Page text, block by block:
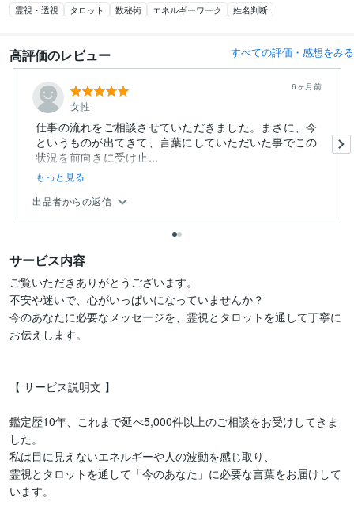
霊視・透視 タロット 数秘術 エネルギーワーク 姓名判断
高評価のレビュー すべての評価・感想をみる
女性
6ヶ月前
仕事の流れをご相談させていただきました。まさに、今
というものが出てきて、言葉にしていただいた事でこの
状況を前向きに受け止...
もっと見る
出品者からの返信
サービス内容
ご覧いただきありがとうございます。
不安や迷いで、心がいっぱいになっていませんか？
今のあなたに必要なメッセージを、霊視とタロットを通して丁寧に
お伝えします。
【 サービス説明文 】
鑑定歴10年、これまで延べ5,000件以上のご相談をお受けしてきま
した。
私は目に見えないエネルギーや人の波動を感じ取り、
霊視とタロットを通して「今のあなた」に必要な言葉をお届けして
います。